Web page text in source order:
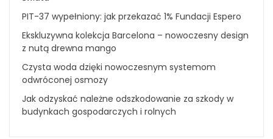
PIT-37 wypełniony: jak przekazać 1% Fundacji Espero
Ekskluzywna kolekcja Barcelona – nowoczesny design
z nutą drewna mango
Czysta woda dzięki nowoczesnym systemom
odwróconej osmozy
Jak odzyskać należne odszkodowanie za szkody w
budynkach gospodarczych i rolnych